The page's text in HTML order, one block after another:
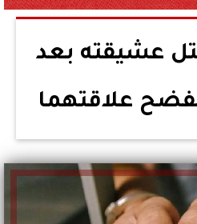
عشيقته بعد
علاقتهما